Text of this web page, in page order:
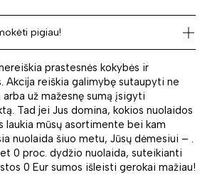
pigiau!
prastesnės kokybės ir
Akcija reiškia galimybę sutaupyti ne
arba už mažesnę sumą įsigyti
Tad jei Jus domina, kokios nuolaidos
laukia mūsų asortimente bei kam
nuolaida šiuo metu, Jūsų dėmesiui – .
0 proc. dydžio nuolaida, suteikianti
0 Eur sumos išleisti gerokai mažiau!